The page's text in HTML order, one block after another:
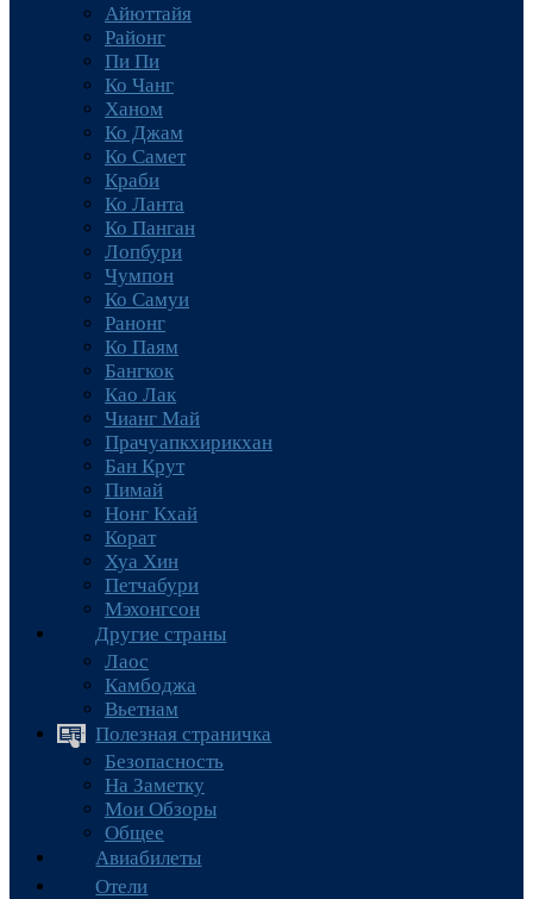
Айюттайя
Районг
Пи Пи
Ко Чанг
Ханом
Ко Джам
Ко Самет
Краби
Ко Ланта
Ко Панган
Лопбури
Чумпон
Ко Самуи
Ранонг
Ко Паям
Бангкок
Као Лак
Чианг Май
Прачуапкхирикхан
Бан Крут
Пимай
Нонг Кхай
Корат
Хуа Хин
Петчабури
Мэхонгсон
Другие страны
Лаос
Камбоджа
Вьетнам
Полезная страничка
Безопасность
На Заметку
Мои Обзоры
Общее
Авиабилеты
Отели